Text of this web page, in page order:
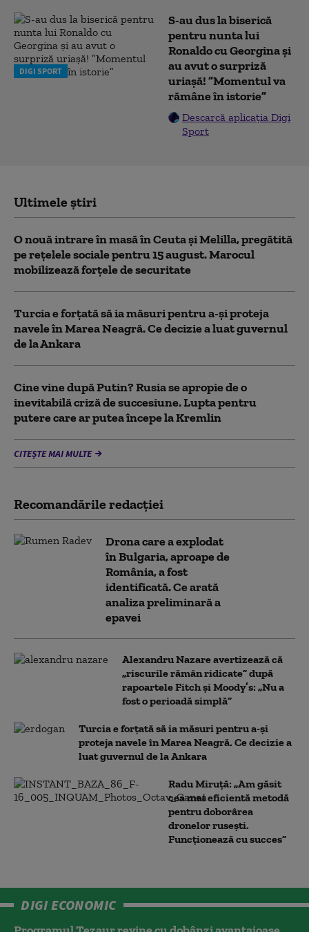
DIGI SPORT
S-au dus la biserică
pentru nunta lui
Ronaldo cu Georgina și
au avut o surpriză
uriașă! ”Momentul va
rămâne în istorie”
Descarcă aplicația Digi
Sport
Ultimele știri
O nouă intrare în masă în Ceuta și Melilla, pregătită
pe rețelele sociale pentru 15 august. Marocul
mobilizează forțele de securitate
Turcia e forțată să ia măsuri pentru a-și proteja
navele în Marea Neagră. Ce decizie a luat guvernul
de la Ankara
Cine vine după Putin? Rusia se apropie de o
inevitabilă criză de succesiune. Lupta pentru
putere care ar putea începe la Kremlin
CITEȘTE MAI MULTE
Recomandările redacţiei
Drona care a explodat
în Bulgaria, aproape de
România, a fost
identificată. Ce arată
analiza preliminară a
epavei
Alexandru Nazare avertizează că
„riscurile rămân ridicate” după
rapoartele Fitch și Moody’s: „Nu a
fost o perioadă simplă”
Turcia e forțată să ia măsuri pentru a-și
proteja navele în Marea Neagră. Ce decizie a
luat guvernul de la Ankara
Radu Miruță: „Am găsit
cea mai eficientă metodă
pentru doborârea
dronelor rusești.
Funcționează cu succes”
DIGI ECONOMIC